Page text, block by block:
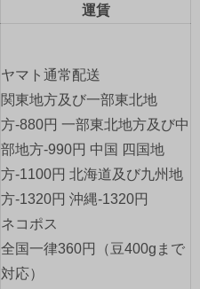
運賃
ヤマト通常配送
関東地方及び一部東北地
方-880円 一部東北地方及び中
部地方-990円 中国 四国地
方-1100円 北海道及び九州地
方-1320円 沖縄-1320円
ネコポス
全国一律360円（豆400gまで
対応）